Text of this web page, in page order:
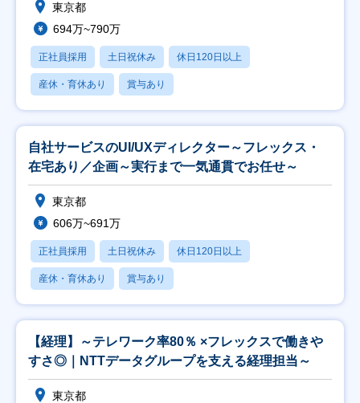
東京都
694万~790万
正社員採用 土日祝休み 休日120日以上
産休・育休あり 賞与あり
自社サービスのUI/UXディレクター～フレックス・
在宅あり／企画～実行まで一気通貫でお任せ～
東京都
606万~691万
正社員採用 土日祝休み 休日120日以上
産休・育休あり 賞与あり
【経理】～テレワーク率80％ ×フレックスで働きや
すさ◎｜NTTデータグループを支える経理担当～
東京都